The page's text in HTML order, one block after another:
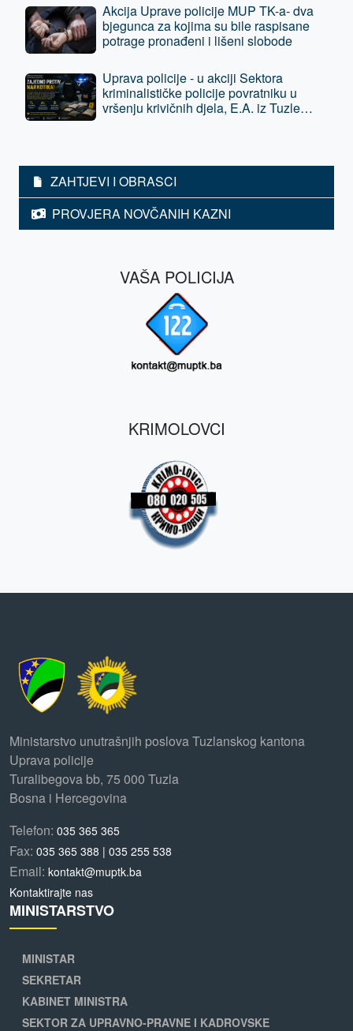
Akcija Uprave policije MUP TK-a- dva
bjegunca za kojima su bile raspisane
potrage pronađeni i lišeni slobode
Uprava policije - u akciji Sektora
kriminalističke policije povratniku u
vršenju krivičnih djela, E.A. iz Tuzle
ZAHTJEVI I OBRASCI
PROVJERA NOVČANIH KAZNI
VAŠA POLICIJA
KRIMOLOVCI
Ministarstvo unutrašnjih poslova Tuzlanskog kantona
Uprava policije
Turalibegova bb, 75 000 Tuzla
Bosna i Hercegovina
Telefon: 035 365 365
Fax: 035 365 388 | 035 255 538
Email: kontakt@muptk.ba
Kontaktirajte nas
MINISTARSTVO
MINISTAR
SEKRETAR
KABINET MINISTRA
SEKTOR ZA UPRAVNO-PRAVNE I KADROVSKE